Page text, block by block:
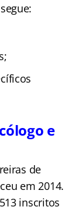
e
de
em 2014.
inscritos